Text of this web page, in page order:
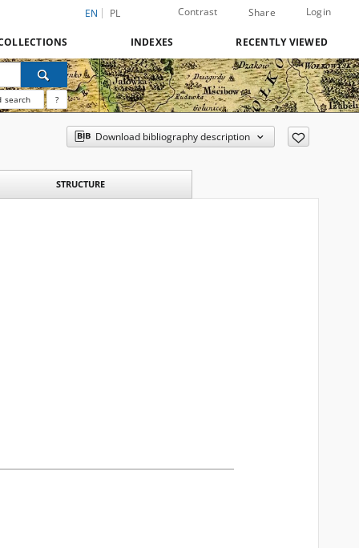
EN PL Contrast Share Login
INDEXES RECENTLY VIEWED
search ?
Download bibliography description
STRUCTURE